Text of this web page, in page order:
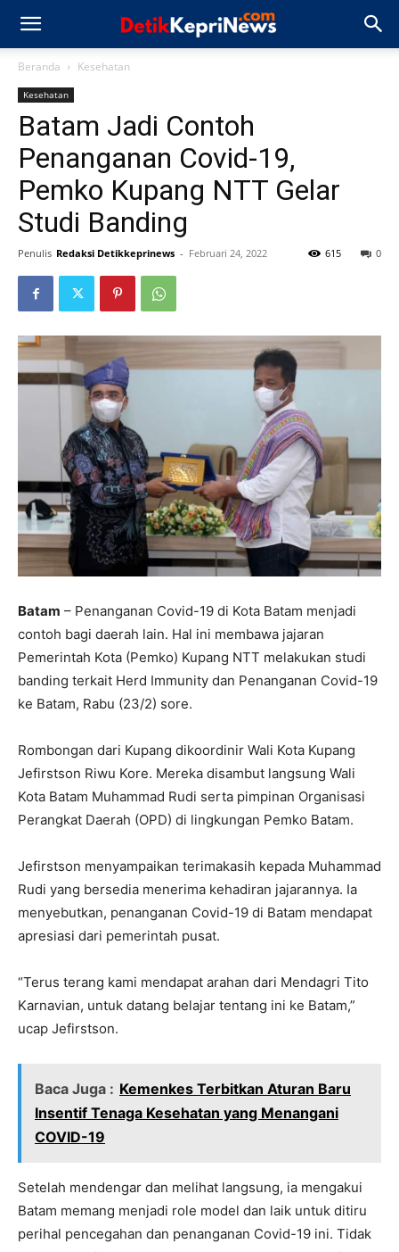
Beranda Kesehatan
Kesehatan
Batam Jadi Contoh
Penanganan Covid-19,
Pemko Kupang NTT Gelar
Studi Banding
Penulis Redaksi Detikkeprinews - Februari 24, 2022 0
615
Batam – Penanganan Covid-19 di Kota Batam menjadi
contoh bagi daerah lain. Hal ini membawa jajaran
Pemerintah Kota (Pemko) Kupang NTT melakukan studi
banding terkait Herd Immunity dan Penanganan Covid-19
ke Batam, Rabu (23/2) sore.
Rombongan dari Kupang dikoordinir Wali Kota Kupang
Jefirstson Riwu Kore. Mereka disambut langsung Wali
Kota Batam Muhammad Rudi serta pimpinan Organisasi
Perangkat Daerah (OPD) di lingkungan Pemko Batam.
Jefirstson menyampaikan terimakasih kepada Muhammad
Rudi yang bersedia menerima kehadiran jajarannya. Ia
menyebutkan, penanganan Covid-19 di Batam mendapat
apresiasi dari pemerintah pusat.
“Terus terang kami mendapat arahan dari Mendagri Tito
Karnavian, untuk datang belajar tentang ini ke Batam,”
ucap Jefirstson.
Baca Juga : Kemenkes Terbitkan Aturan Baru
Insentif Tenaga Kesehatan yang Menangani
COVID-19
Setelah mendengar dan melihat langsung, ia mengakui
Batam memang menjadi role model dan laik untuk ditiru
perihal pencegahan dan penanganan Covid-19 ini. Tidak